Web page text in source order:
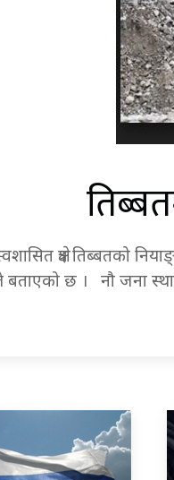
क्षेत्र तिब्बतको
छ । नौ जना